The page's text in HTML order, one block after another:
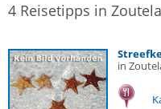
4 Reisetipps in
in